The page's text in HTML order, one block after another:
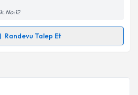
işlenmesine ilişkin
ve kişisel verilerimin belirtilen
kabul ediyorum.
No:12
Randevu Talep Et
Talebi
e-posta ile bilgilendireceğiz.